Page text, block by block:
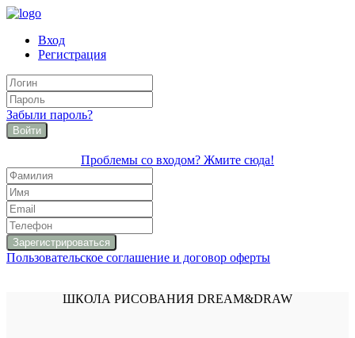
Вход
Регистрация
Забыли пароль?
Войти
Проблемы со входом? Жмите сюда!
Пользовательское соглашение и договор оферты
ШКОЛА РИСОВАНИЯ DREAM&DRAW